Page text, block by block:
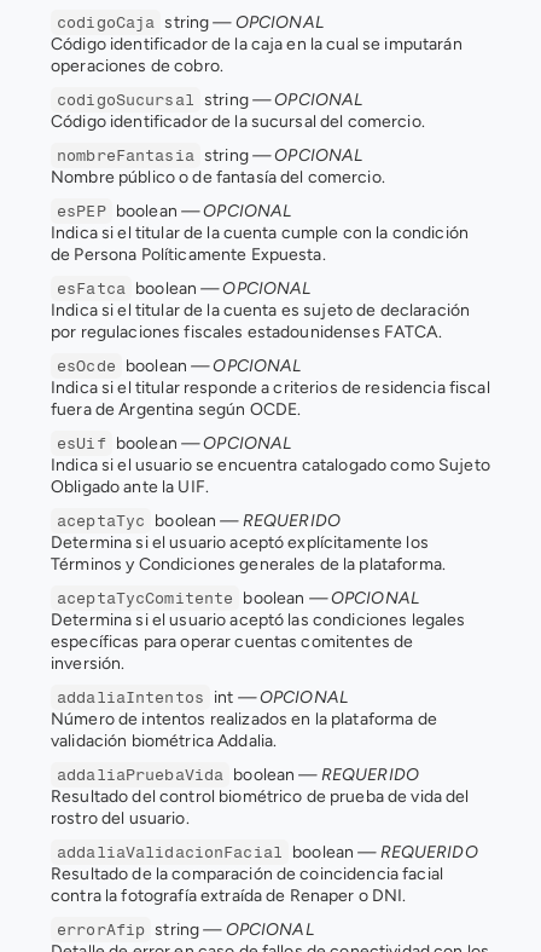
codigoCaja string — OPCIONAL
Código identificador de la caja en la cual se imputarán
operaciones de cobro.
codigoSucursal string — OPCIONAL
Código identificador de la sucursal del comercio.
nombreFantasia string — OPCIONAL
Nombre público o de fantasía del comercio.
esPEP boolean — OPCIONAL
Indica si el titular de la cuenta cumple con la condición
de Persona Políticamente Expuesta.
esFatca boolean — OPCIONAL
Indica si el titular de la cuenta es sujeto de declaración
por regulaciones fiscales estadounidenses FATCA.
esOcde boolean — OPCIONAL
Indica si el titular responde a criterios de residencia fiscal
fuera de Argentina según OCDE.
esUif boolean — OPCIONAL
Indica si el usuario se encuentra catalogado como Sujeto
Obligado ante la UIF.
aceptaTyc boolean — REQUERIDO
Determina si el usuario aceptó explícitamente los
Términos y Condiciones generales de la plataforma.
aceptaTycComitente boolean — OPCIONAL
Determina si el usuario aceptó las condiciones legales
específicas para operar cuentas comitentes de
inversión.
addaliaIntentos int — OPCIONAL
Número de intentos realizados en la plataforma de
validación biométrica Addalia.
addaliaPruebaVida boolean — REQUERIDO
Resultado del control biométrico de prueba de vida del
rostro del usuario.
addaliaValidacionFacial boolean — REQUERIDO
Resultado de la comparación de coincidencia facial
contra la fotografía extraída de Renaper o DNI.
errorAfip string — OPCIONAL